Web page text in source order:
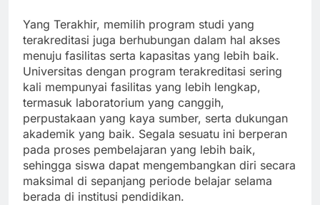
Yang Terakhir, memilih program studi yang
terakreditasi juga berhubungan dalam hal akses
menuju fasilitas serta kapasitas yang lebih baik.
Universitas dengan program terakreditasi sering
kali mempunyai fasilitas yang lebih lengkap,
termasuk laboratorium yang canggih,
perpustakaan yang kaya sumber, serta dukungan
akademik yang baik. Segala sesuatu ini berperan
pada proses pembelajaran yang lebih baik,
sehingga siswa dapat mengembangkan diri secara
maksimal di sepanjang periode belajar selama
berada di institusi pendidikan.